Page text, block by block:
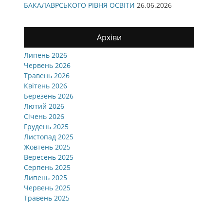
БАКАЛАВРСЬКОГО РІВНЯ ОСВІТИ 26.06.2026
Архіви
Липень 2026
Червень 2026
Травень 2026
Квітень 2026
Березень 2026
Лютий 2026
Січень 2026
Грудень 2025
Листопад 2025
Жовтень 2025
Вересень 2025
Серпень 2025
Липень 2025
Червень 2025
Травень 2025